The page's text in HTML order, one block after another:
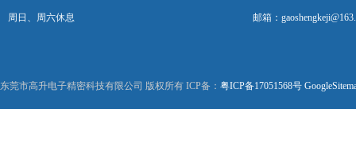
周日、周六休息 邮箱：
东莞市高升电子精密科技有限公司 版权所有 ICP备： 粤ICP备17051568号